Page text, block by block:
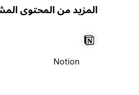
المزيد من المحتوى
Notion